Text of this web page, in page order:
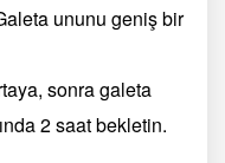
ununu geniş bir
sonra galeta
2 saat bekletin.